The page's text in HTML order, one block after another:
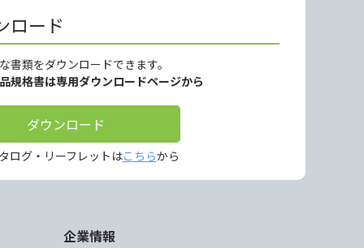
ロード
書類をダウンロードできます。
規格書は専用ダウンロードページから
ダウンロード
ログ・リーフレットはこちらから
企業情報